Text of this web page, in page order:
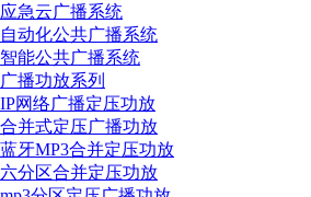
应急云广播系统
自动化公共广播系统
智能公共广播系统
广播功放系列
IP网络广播定压功放
合并式定压广播功放
蓝牙MP3合并定压功放
六分区合并定压功放